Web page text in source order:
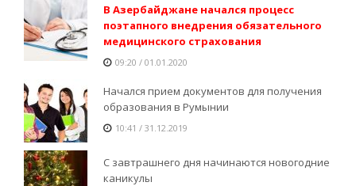
В Азербайджане начался процесс
поэтапного внедрения обязательного
медицинского страхования
09:20 / 01.01.2020
Начался прием документов для получения
образования в Румынии
10:41 / 31.12.2019
С завтрашнего дня начинаются новогодние
каникулы